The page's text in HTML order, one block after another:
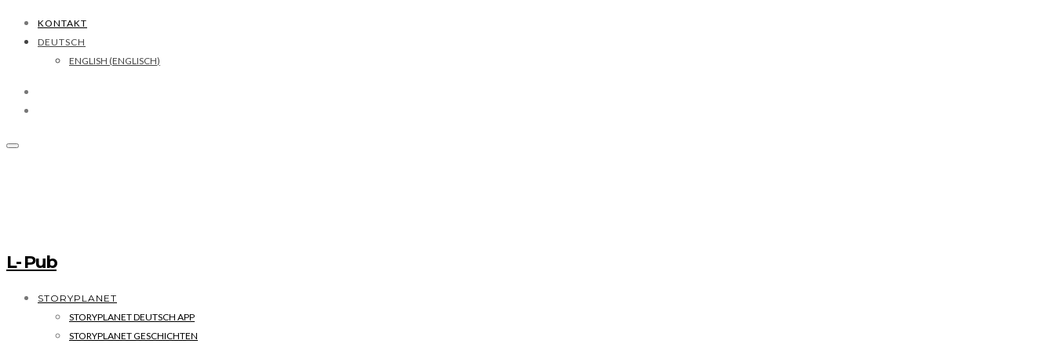
KONTAKT
DEUTSCH
ENGLISH (ENGLISCH)
L- Pub
STORYPLANET
STORYPLANET DEUTSCH APP
STORYPLANET GESCHICHTEN